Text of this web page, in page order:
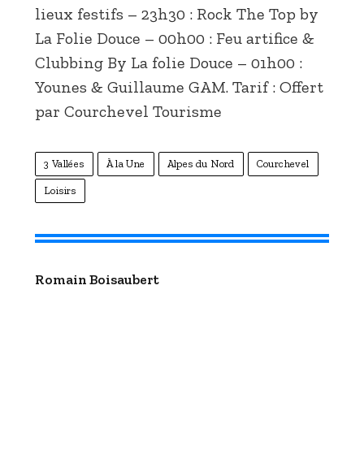
lieux festifs – 23h30 : Rock The Top by
La Folie Douce – 00h00 : Feu artifice &
Clubbing By La folie Douce – 01h00 :
Younes & Guillaume GAM. Tarif : Offert
par Courchevel Tourisme
3 Vallées À la Une Alpes du Nord Courchevel
Loisirs
Romain Boisaubert